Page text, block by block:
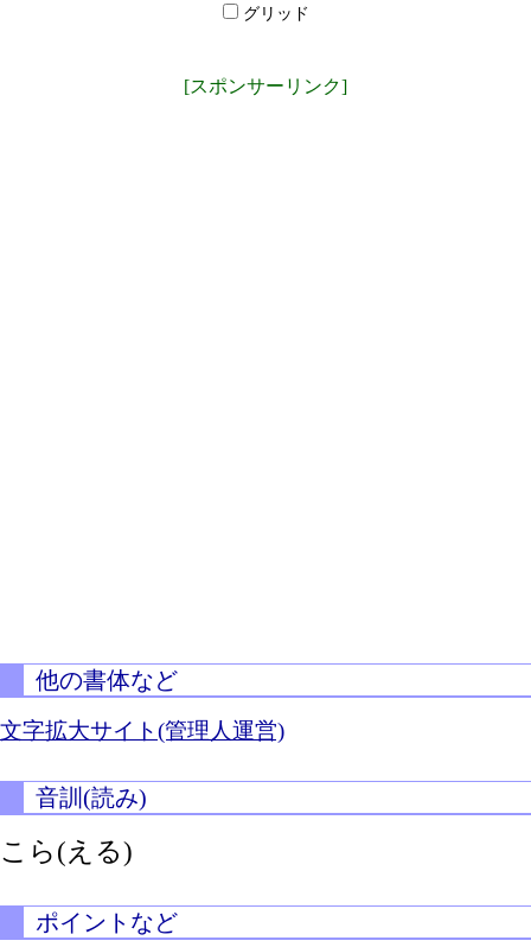
グリッド
[スポンサーリンク]
他の書体など
文字拡大サイト(管理人運営)
音訓(読み)
こら(える)
ポイントなど